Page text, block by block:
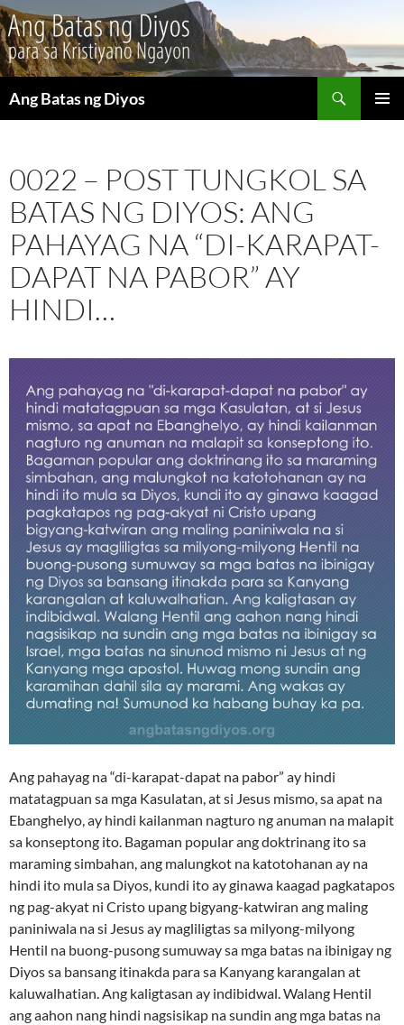
Ang Batas ng Diyos
0022 – POST TUNGKOL SA
BATAS NG DIYOS: ANG
PAHAYAG NA “DI-KARAPAT-
DAPAT NA PABOR” AY
HINDI…
Ang pahayag na “di-karapat-dapat na pabor” ay hindi
matatagpuan sa mga Kasulatan, at si Jesus mismo, sa apat na
Ebanghelyo, ay hindi kailanman nagturo ng anuman na malapit
sa konseptong ito. Bagaman popular ang doktrinang ito sa
maraming simbahan, ang malungkot na katotohanan ay na
hindi ito mula sa Diyos, kundi ito ay ginawa kaagad pagkatapos
ng pag-akyat ni Cristo upang bigyang-katwiran ang maling
paniniwala na si Jesus ay magliligtas sa milyong-milyong
Hentil na buong-pusong sumuway sa mga batas na ibinigay ng
Diyos sa bansang itinakda para sa Kanyang karangalan at
kaluwalhatian. Ang kaligtasan ay indibidwal. Walang Hentil
ang aahon nang hindi nagsisikap na sundin ang mga batas na